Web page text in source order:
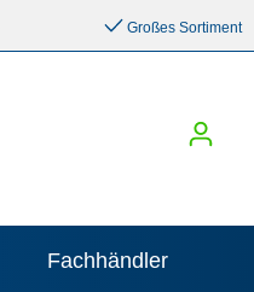
Großes Sortiment
Fachhändler